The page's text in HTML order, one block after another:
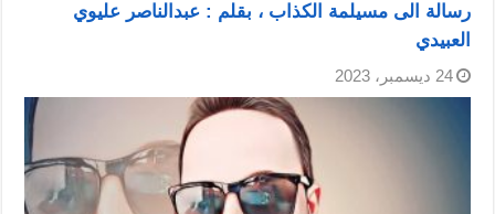
رسالة الى مسيلمة الكذاب ، بقلم : عبدالناصر عليوي
العبيدي
24 ديسمبر، 2023